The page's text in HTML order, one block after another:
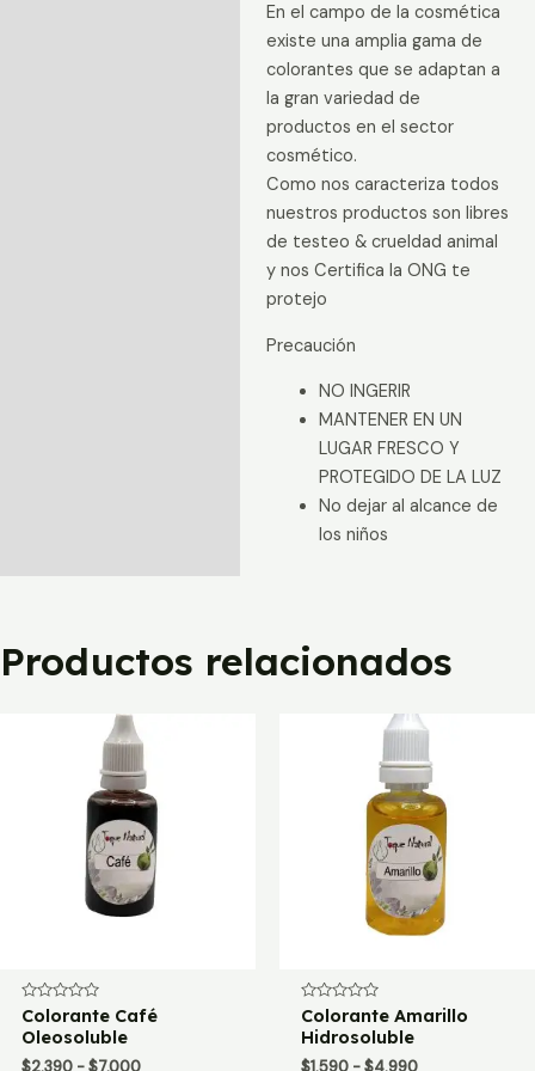
En el campo de la cosmética
existe una amplia gama de
colorantes que se adaptan a
la gran variedad de
productos en el sector
cosmético.
Como nos caracteriza todos
nuestros productos son libres
de testeo & crueldad animal
y nos Certifica la ONG te
protejo
Precaución
NO INGERIR
MANTENER EN UN
LUGAR FRESCO Y
PROTEGIDO DE LA LUZ
No dejar al alcance de
los niños
Productos relacionados
Valorado
con
0
de
Colorante Café
Oleosoluble
Rango
Valorado
con
0
de
Colorante Amarillo
Hidrosoluble
Rango